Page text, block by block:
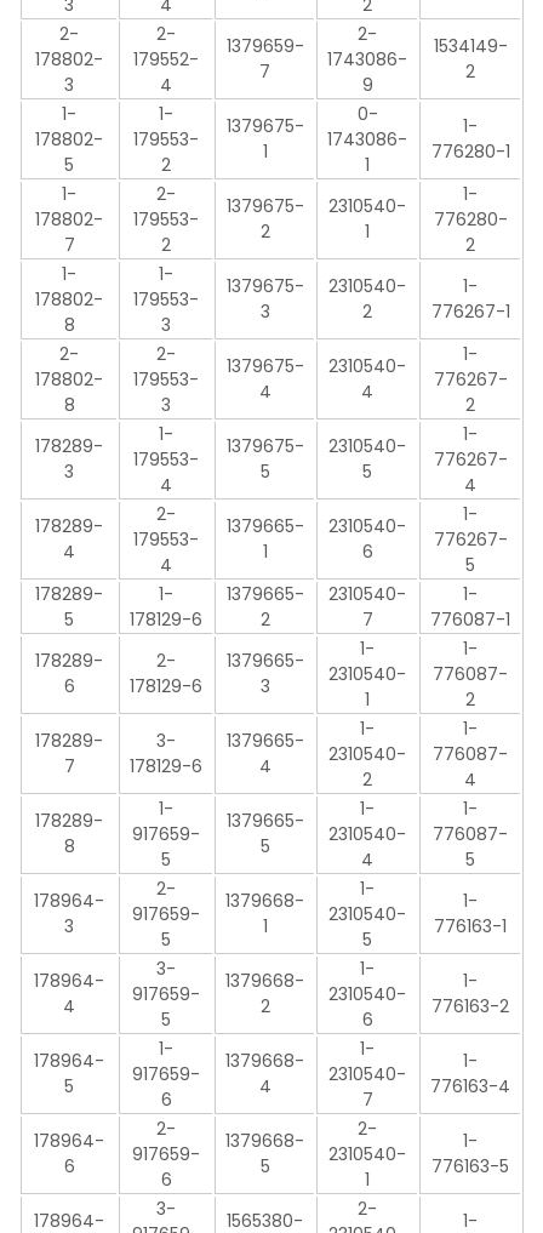
3
4
2
2-
178802-
3
2-
179552-
4
1379659-
7
2-
1743086-
9
1534149-
2
1-
178802-
5
1-
179553-
2
1379675-
1
0-
1743086-
1
1-
776280-1
1-
178802-
7
2-
179553-
2
1379675-
2
2310540-
1
1-
776280-
2
1-
178802-
8
1-
179553-
3
1379675-
3
2310540-
2
1-
776267-1
2-
178802-
8
2-
179553-
3
1379675-
4
2310540-
4
1-
776267-
2
178289-
3
1-
179553-
4
1379675-
5
2310540-
5
1-
776267-
4
178289-
4
2-
179553-
4
1379665-
1
2310540-
6
1-
776267-
5
178289-
5
1-
178129-6
1379665-
2
2310540-
7
1-
776087-1
178289-
6
2-
178129-6
1379665-
3
1-
2310540-
1
1-
776087-
2
178289-
7
3-
178129-6
1379665-
4
1-
2310540-
2
1-
776087-
4
178289-
8
1-
917659-
5
1379665-
5
1-
2310540-
4
1-
776087-
5
178964-
3
2-
917659-
5
1379668-
1
1-
2310540-
5
1-
776163-1
178964-
4
3-
917659-
5
1379668-
2
1-
2310540-
6
1-
776163-2
178964-
5
1-
917659-
6
1379668-
4
1-
2310540-
7
1-
776163-4
178964-
6
2-
917659-
6
1379668-
5
2-
2310540-
1
1-
776163-5
178964-
3-
1565380-
2-
1-